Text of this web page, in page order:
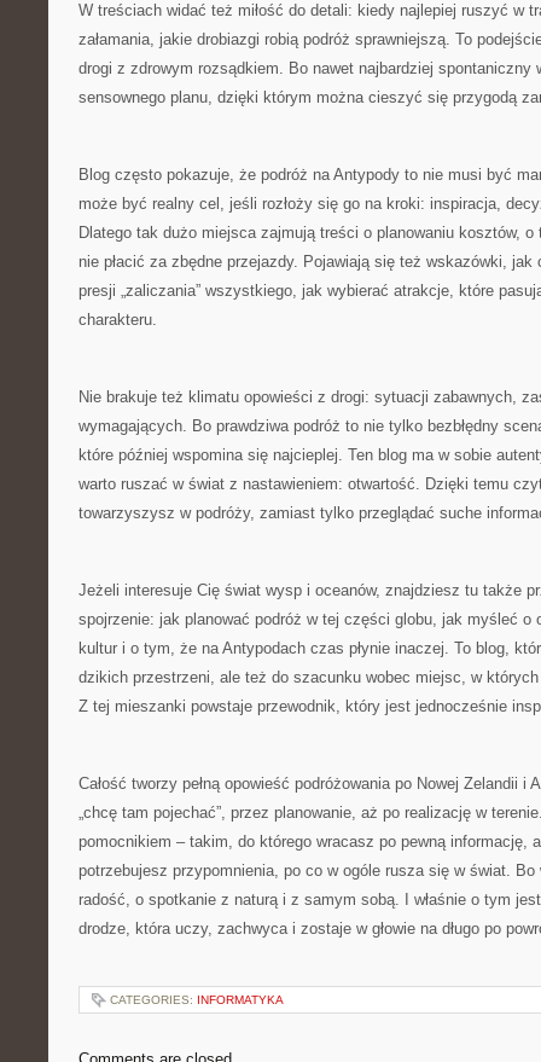
W treściach widać też miłość do detali: kiedy najlepiej ruszyć w
załamania, jakie drobiazgi robią podróż sprawniejszą. To
drogi z zdrowym rozsądkiem. Bo nawet najbardziej spontaniczny
sensownego planu, dzięki którym można cieszyć się przygodą
Blog często pokazuje, że podróż na Antypody to nie musi być
może być realny cel, jeśli rozłoży się go na kroki: inspiracja,
Dlatego tak dużo miejsca zajmują treści o planowaniu kosztów,
nie płacić za zbędne przejazdy. Pojawiają się też wskazówki,
presji „zaliczania” wszystkiego, jak wybierać atrakcje, które
charakteru.
Nie brakuje też klimatu opowieści z drogi: sytuacji zabawnych,
wymagających. Bo prawdziwa podróż to nie tylko bezbłędny
które później wspomina się najcieplej. Ten blog ma w sobie
warto ruszać w świat z nastawieniem: otwartość. Dzięki temu
towarzyszysz w podróży, zamiast tylko przeglądać suche
Jeżeli interesuje Cię świat wysp i oceanów, znajdziesz tu także
spojrzenie: jak planować podróż w tej części globu, jak myśleć o
kultur i o tym, że na Antypodach czas płynie inaczej. To blog,
dzikich przestrzeni, ale też do szacunku wobec miejsc, w
Z tej mieszanki powstaje przewodnik, który jest jednocześnie
Całość tworzy pełną opowieść podróżowania po Nowej Zelandii i
„chcę tam pojechać”, przez planowanie, aż po realizację w
pomocnikiem – takim, do którego wracasz po pewną informację,
potrzebujesz przypomnienia, po co w ogóle rusza się w świat.
radość, o spotkanie z naturą i z samym sobą. I właśnie o tym
drodze, która uczy, zachwyca i zostaje w głowie na długo po
CATEGORIES: INFORMATYKA